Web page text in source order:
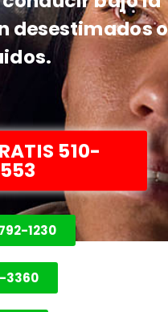
desestimados o
510-
1230
3360